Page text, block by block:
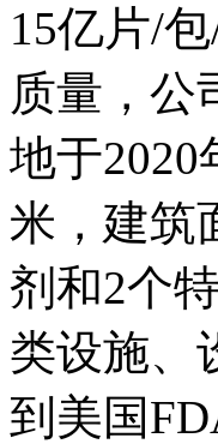
15亿片/
质量，公
地于2020
米，建筑
剂和2个
类设施、
到美国